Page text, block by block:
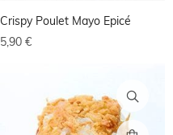
Crispy Poulet Mayo Epicé
5,90 €